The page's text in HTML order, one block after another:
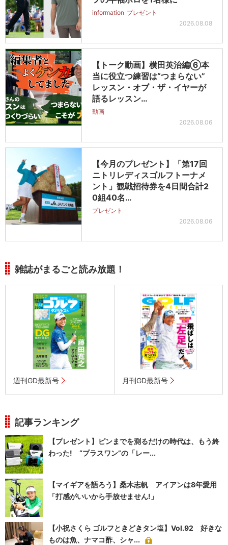
information プレゼント
2026.08.08
【トーク動画】横田英治編⑥本
当に役立つ練習は“つまらない”
レッスン・オブ・ザ・イヤーが
語るレッスン…
動画
2026.08.06
【今月のプレゼント】「第17回
ニトリレディスゴルフトーナメ
ント」観戦招待券を4日間合計2
0組40名…
プレゼント
2026.08.06
雑誌がまるごと読み放題！
週刊GD最新号 月刊GD最新号
記事ランキング
【プレゼント】ピンまでを測るだけの時代は、もう終
わった! “プラスワン”の「レー...
【マイギアを語ろう】桑木志帆 アイアンは8年愛用
「打感がいいから手放せません!」
【小祝さくら ゴルフときどきタン塩】Vol.92 好きな
ものは魚、ナマコ酢、シャ...